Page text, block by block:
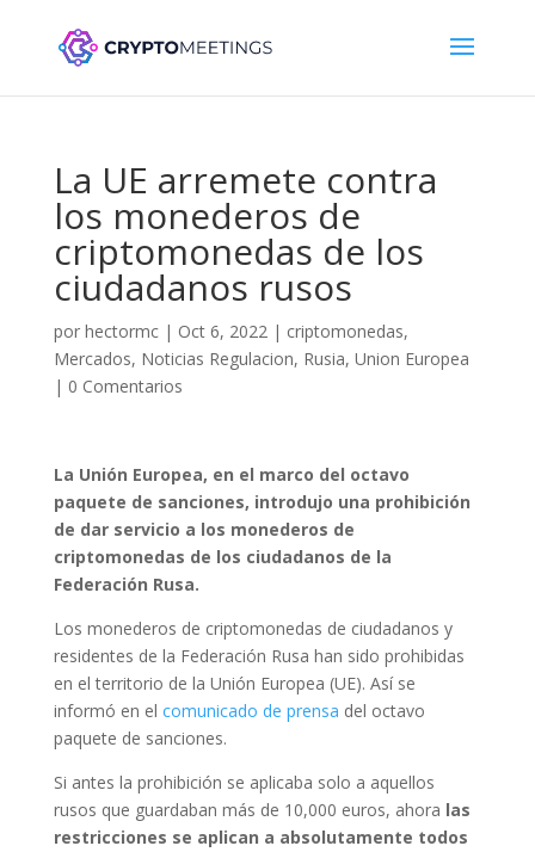
La UE arremete contra
los monederos de
criptomonedas de los
ciudadanos rusos
por hectormc| Oct 6, 2022| criptomonedas,
Mercados, Noticias Regulacion, Rusia, Union Europea
| 0 Comentarios
La Unión Europea, en el marco del octavo
paquete de sanciones, introdujo una prohibición
de dar servicio a los monederos de
criptomonedas de los ciudadanos de la
Federación Rusa.
Los monederos de criptomonedas de ciudadanos y
residentes de la Federación Rusa han sido prohibidas
en el territorio de la Unión Europea (UE). Así se
informó en el comunicado de prensa del octavo
paquete de sanciones.
Si antes la prohibición se aplicaba solo a aquellos
rusos que guardaban más de 10,000 euros, ahora las
restricciones se aplican a absolutamente todos